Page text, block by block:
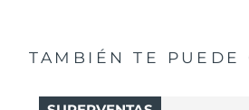
TAMBIÉN TE PUEDE